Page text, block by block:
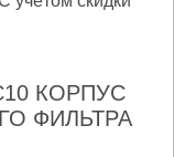
КОРПУС
ФИЛЬТРА